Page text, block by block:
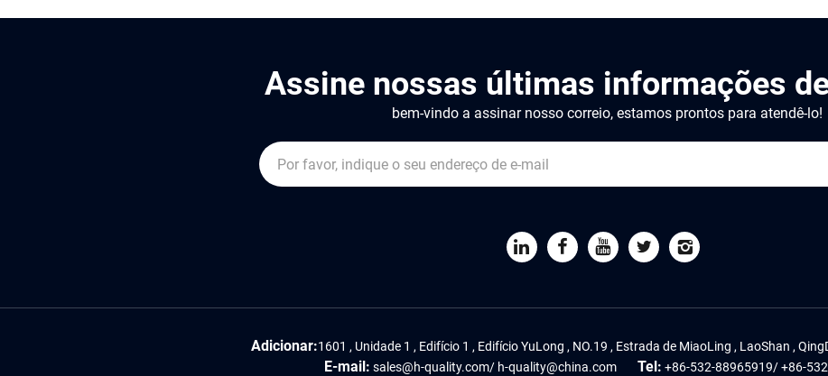
Assine nossas últimas informações
bem-vindo a assinar nosso correio, estamos prontos para atendê-lo!
Adicionar:1601 , Unidade 1 , Edifício 1 , Edifício YuLong , NO.19 , Estrada de MiaoLing , LaoShan ,
E-mail: sales@h-quality.com/ h-quality@china.com Tel: +86-532-88965919/+86-